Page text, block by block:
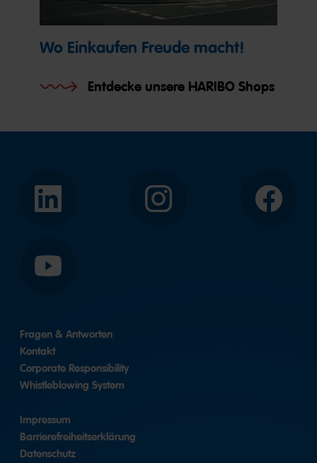
Wo Einkaufen Freude macht!
Entdecke unsere HARIBO Shops
LinkedIn Instagram Facebook
YouTube
Fragen & Antworten
Kontakt
Corporate Responsibility
Whistleblowing System
Impressum
Barrierefreiheitserklärung
Datenschutz